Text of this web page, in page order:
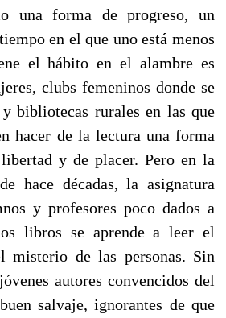
una forma de progreso, un
en el que uno está menos
el hábito en el alambre es
clubs femeninos donde se
bibliotecas rurales en las que
hacer de la lectura una forma
y de placer. Pero en la
hace décadas, la asignatura
y profesores poco dados a
libros se aprende a leer el
misterio de las personas. Sin
autores convencidos del
salvaje, ignorantes de que